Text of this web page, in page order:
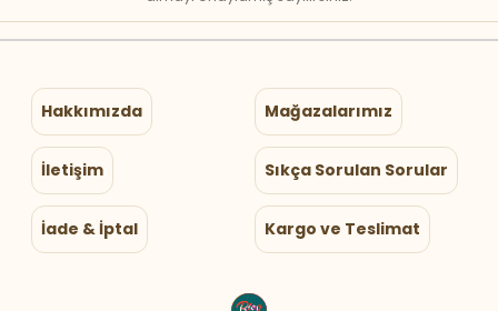
Hakkımızda Mağazalarımız
İletişim Sıkça Sorulan Sorular
İade & İptal Kargo ve Teslimat